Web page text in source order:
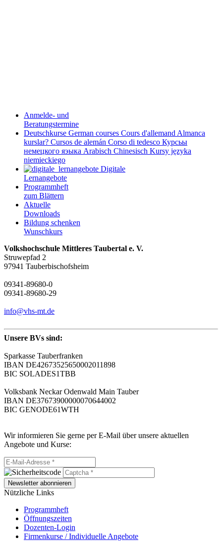
Anmelde- und
Beratungstermine
Deutschkurse German courses Cours d'allemand Almanca
kurslar? Cursos de alemán Corso di tedesco Курсьы
немецкого яэыка Arabisch Chinesisch Kursy języka
niemieckiego
Digitale
Lernangebote
Programmheft
zum Blättern
Aktuelle
Downloads
Bildung schenken
Wunschkurs
Volkshochschule Mittleres Taubertal e. V.
Struwepfad 2
97941 Tauberbischofsheim
09341-89680-0
09341-89680-29
info@vhs-mt.de
Unsere BVs sind:
Sparkasse Tauberfranken
IBAN DE42673525650002011898
BIC SOLADES1TBB
Volksbank Neckar Odenwald Main Tauber
IBAN DE37673900000070644002
BIC GENODE61WTH
Wir informieren Sie gerne per E-Mail über unsere aktuellen
Angebote und Kurse:
Newsletter abonnieren
Nützliche Links
Programmheft
Öffnungszeiten
Dozenten-Login
Firmenkurse / Individuelle Angebote